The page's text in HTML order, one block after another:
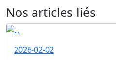
Nos articles liés
2026-02-02